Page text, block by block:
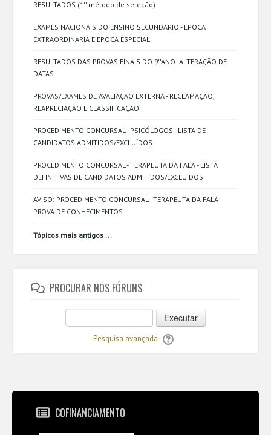
RESULTADOS (1º método de seleção)
EXAMES NACIONAIS DO ENSINO SECUNDÁRIO - ÉPOCA
EXTRAORDINÁRIA E ÉPOCA ESPECIAL
RESULTADOS DAS PROVAS FINAIS DO 9ºANO- ALTERAÇÃO DE
DATAS
PROVAS/EXAMES DE AVALIAÇÃO EXTERNA - RECLAMAÇÃO,
REAPRECIAÇÃO E CLASSIFICAÇÃO
PROCEDIMENTO CONCURSAL - PSICÓLOGOS - LISTA DE
CANDIDATOS ADMITIDOS/EXCLUÍDOS
PROCEDIMENTO CONCURSAL - TERAPEUTA DA FALA - LISTA
DEFINITIVAS DE CANDIDATOS ADMITIDOS/EXCLUÍDOS
AVISO: PROCEDIMENTO CONCURSAL - TERAPEUTA DA FALA -
PROVA DE CONHECIMENTOS
Tópicos mais antigos ...
PROCURAR NOS FÓRUNS
Executar
Pesquisa avançada
COFINANCIAMENTO